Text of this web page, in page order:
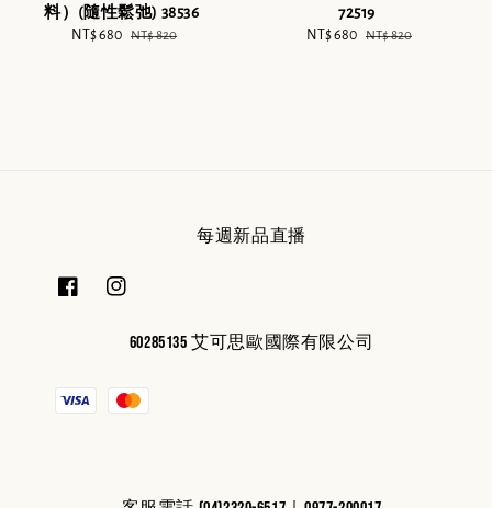
料）(隨性鬆弛) 38536
Sale
NT$ 680 Regular
NT$ 820
72519
Sale
NT$ 680 Regular
NT$ 820
每週新品直播
60285135 艾可思歐國際有限公司